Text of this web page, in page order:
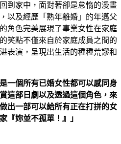
到家中，面對著卻是怠惰的漫畫
以及經歷「熟年離婚」的年邁父
角色完美展現了事業女性在家庭
笑點不僅來自於家庭成員之間的
表演，呈現出生活的種種荒謬和
是一個所有已婚女性都可以感同身
這部日劇以及透過這個角色，來
出一部可以給所有正在打拼的女
『妳並不孤單！』」